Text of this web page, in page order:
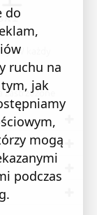
W każdy
do
ruchu na
jak
mogą
podczas